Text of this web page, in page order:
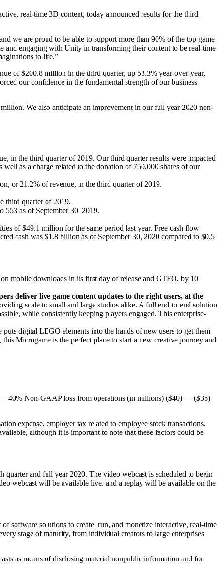
real-time 3D content, today announced results for the third
we are proud to be able to support more than 90% of the top game
and engaging with Unity in transforming their content to be real-time
to life.”
of $200.8 million in the third quarter, up 53.3% year-over-year,
our confidence in the fundamental strength of our business
We also anticipate an improvement in our full year 2020 non-
in the third quarter of 2019. Our third quarter results were impacted
as a charge related to the donation of 750,000 shares of our
or 21.2% of revenue, in the third quarter of 2019.
third quarter of 2019.
553 as of September 30, 2019.
of $49.1 million for the same period last year. Free cash flow
cash was $1.8 billion as of September 30, 2020 compared to $0.5
mobile downloads in its first day of release and GTFO, by 10
deliver live game content updates to the right users, at the
scale to small and large studios alike. A full end-to-end solution
while consistently keeping players engaged. This enterprise-
digital LEGO elements into the hands of new users to get them
Microgame is the perfect place to start a new creative journey and
40% Non-GAAP loss from operations (in millions) ($40) — ($35)
expense, employer tax related to employee stock transactions,
although it is important to note that these factors could be
and full year 2020. The video webcast is scheduled to begin
webcast will be available live, and a replay will be available on the
software solutions to create, run, and monetize interactive, real-time
stage of maturity, from individual creators to large enterprises,
as means of disclosing material nonpublic information and for